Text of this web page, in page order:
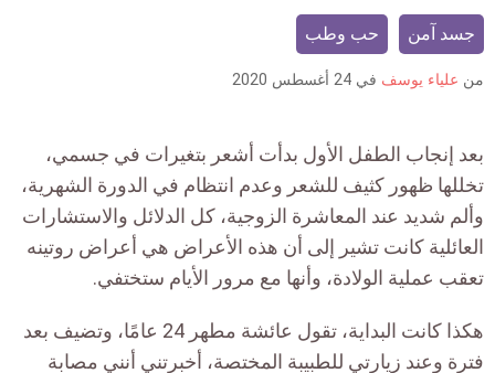
جسد آمن حب وطب
من علياء يوسف في 24 أغسطس 2020
بعد إنجاب الطفل الأول بدأت أشعر بتغيرات في جسمي،
تخللها ظهور كثيف للشعر وعدم انتظام في الدورة الشهرية،
وألم شديد عند المعاشرة الزوجية، كل الدلائل والاستشارات
العائلية كانت تشير إلى أن هذه الأعراض هي أعراض روتينه
تعقب عملية الولادة، وأنها مع مرور الأيام ستختفي.
هكذا كانت البداية، تقول عائشة مطهر 24 عامًا، وتضيف بعد
فترة وعند زيارتي للطبيبة المختصة، أخبرتني أنني مصابة